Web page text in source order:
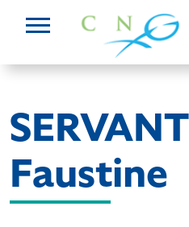
SERVANT
Faustine